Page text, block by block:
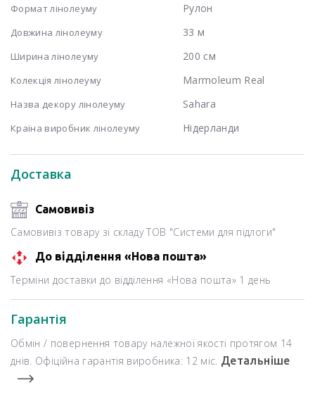
Доставка
Самовивіз
Самовивіз товару зі складу ТОВ "Системи для підлоги"
До відділення «Нова пошта»
Терміни доставки до відділення «Нова пошта» 1 день
Гарантія
Обмін / повернення товару належної якості протягом 14
днів. Офіційна гарантія виробника: 12 міс. Детальніше
Формат лінолеуму Рулон
Довжина лінолеуму 33 м
Ширина лінолеуму 200 см
Колекція лінолеуму Marmoleum Real
Назва декору лінолеуму Sahara
Країна виробник лінолеуму Нідерланди